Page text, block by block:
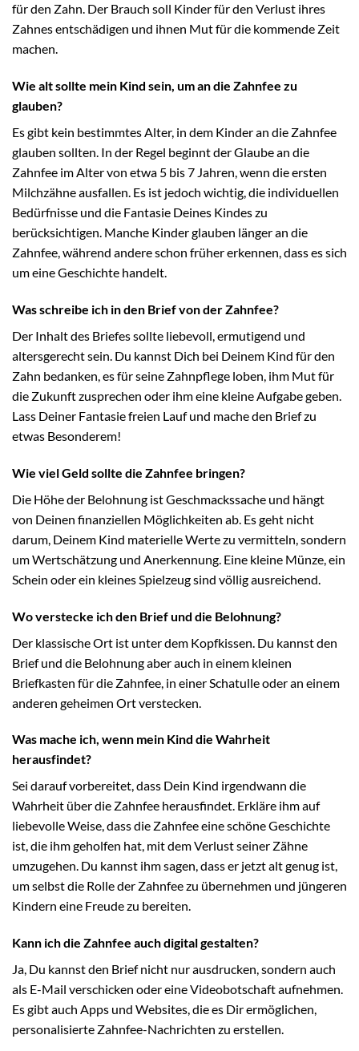
für den Zahn. Der Brauch soll Kinder für den Verlust ihres
Zahnes entschädigen und ihnen Mut für die kommende Zeit
machen.
Wie alt sollte mein Kind sein, um an die Zahnfee zu
glauben?
Es gibt kein bestimmtes Alter, in dem Kinder an die Zahnfee
glauben sollten. In der Regel beginnt der Glaube an die
Zahnfee im Alter von etwa 5 bis 7 Jahren, wenn die ersten
Milchzähne ausfallen. Es ist jedoch wichtig, die individuellen
Bedürfnisse und die Fantasie Deines Kindes zu
berücksichtigen. Manche Kinder glauben länger an die
Zahnfee, während andere schon früher erkennen, dass es sich
um eine Geschichte handelt.
Was schreibe ich in den Brief von der Zahnfee?
Der Inhalt des Briefes sollte liebevoll, ermutigend und
altersgerecht sein. Du kannst Dich bei Deinem Kind für den
Zahn bedanken, es für seine Zahnpflege loben, ihm Mut für
die Zukunft zusprechen oder ihm eine kleine Aufgabe geben.
Lass Deiner Fantasie freien Lauf und mache den Brief zu
etwas Besonderem!
Wie viel Geld sollte die Zahnfee bringen?
Die Höhe der Belohnung ist Geschmackssache und hängt
von Deinen finanziellen Möglichkeiten ab. Es geht nicht
darum, Deinem Kind materielle Werte zu vermitteln, sondern
um Wertschätzung und Anerkennung. Eine kleine Münze, ein
Schein oder ein kleines Spielzeug sind völlig ausreichend.
Wo verstecke ich den Brief und die Belohnung?
Der klassische Ort ist unter dem Kopfkissen. Du kannst den
Brief und die Belohnung aber auch in einem kleinen
Briefkasten für die Zahnfee, in einer Schatulle oder an einem
anderen geheimen Ort verstecken.
Was mache ich, wenn mein Kind die Wahrheit
herausfindet?
Sei darauf vorbereitet, dass Dein Kind irgendwann die
Wahrheit über die Zahnfee herausfindet. Erkläre ihm auf
liebevolle Weise, dass die Zahnfee eine schöne Geschichte
ist, die ihm geholfen hat, mit dem Verlust seiner Zähne
umzugehen. Du kannst ihm sagen, dass er jetzt alt genug ist,
um selbst die Rolle der Zahnfee zu übernehmen und jüngeren
Kindern eine Freude zu bereiten.
Kann ich die Zahnfee auch digital gestalten?
Ja, Du kannst den Brief nicht nur ausdrucken, sondern auch
als E-Mail verschicken oder eine Videobotschaft aufnehmen.
Es gibt auch Apps und Websites, die es Dir ermöglichen,
personalisierte Zahnfee-Nachrichten zu erstellen.